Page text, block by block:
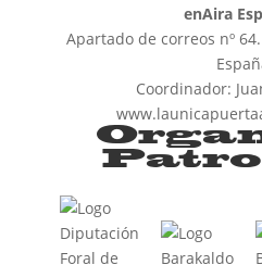
enAira
Apartado de correos nº
Coordinador: